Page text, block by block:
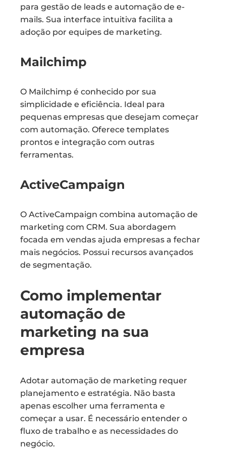
para gestão de leads e automação de e-
mails. Sua interface intuitiva facilita a
adoção por equipes de marketing.
Mailchimp
O Mailchimp é conhecido por sua
simplicidade e eficiência. Ideal para
pequenas empresas que desejam começar
com automação. Oferece templates
prontos e integração com outras
ferramentas.
ActiveCampaign
O ActiveCampaign combina automação de
marketing com CRM. Sua abordagem
focada em vendas ajuda empresas a fechar
mais negócios. Possui recursos avançados
de segmentação.
Como implementar
automação de
marketing na sua
empresa
Adotar automação de marketing requer
planejamento e estratégia. Não basta
apenas escolher uma ferramenta e
começar a usar. É necessário entender o
fluxo de trabalho e as necessidades do
negócio.